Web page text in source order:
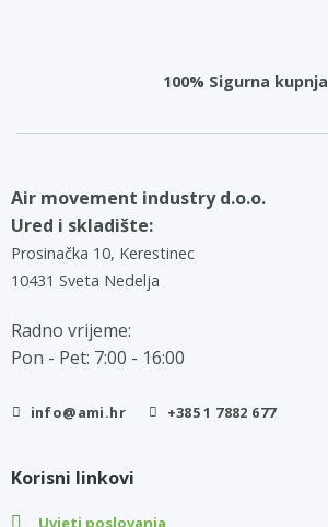
100% Sigurna kupnja
Air movement industry d.o.o.
Ured i skladište:
Prosinačka 10, Kerestinec
10431 Sveta Nedelja
Radno vrijeme:
Pon - Pet: 7:00 - 16:00
info@ami.hr +385 1 7882 677
Korisni linkovi
Uvjeti poslovanja